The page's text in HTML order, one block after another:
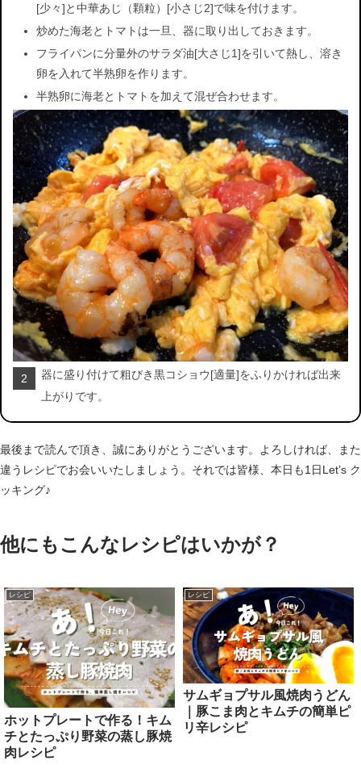
[少々]と中華あじ（顆粒）[小さじ2]で味を付けます。
炒めた海老とトマトは一旦、器に取り出しておきます。
フライパンに分量外のサラダ油[大さじ1]を引いて熱し、溶き
卵を入れて半熟卵を作ります。
半熟卵に海老とトマトを加えて混ぜ合わせます。
2
器に盛り付けて粗びき黒コショウ[適量]をふりかければ出来
上がりです。
最後まで読んで頂き、誠にありがとうございます。よろしければ、また
違うレシピでお会いいたしましょう。それでは皆様、本日も1日Let’s ク
ッキング♪
他にもこんなレシピはいかが？
レシピ
ホットプレートで作る！キム
チとたっぷり野菜の蒸し豚焼
肉レシピ
レシピ
サムギョプサル風焼肉うどん
｜豚こま肉とキムチの簡単ピ
リ辛レシピ